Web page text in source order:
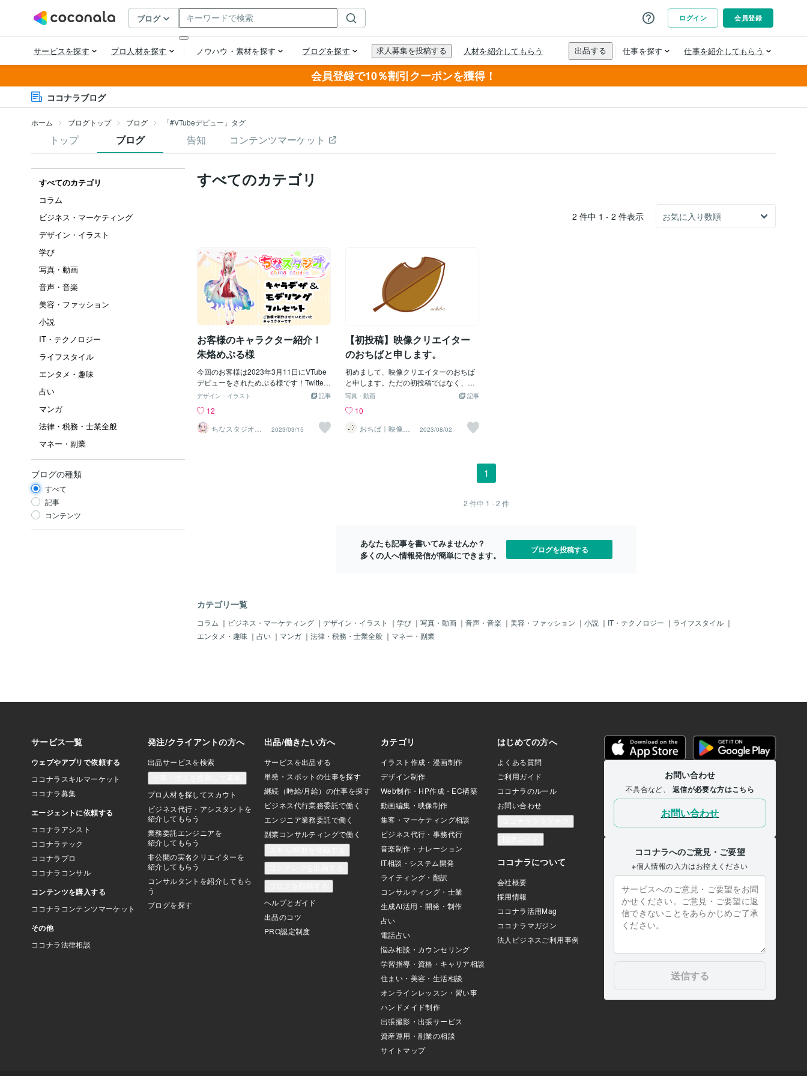
会員登録で10％割引クーポンを獲得！
ココナラブログ
ホーム ブログトップ ブログ 「#VTubeデビュー」タグ
トップ ブログ 告知 コンテンツマーケット
すべてのカテゴリ
コラム
ビジネス・マーケティング
デザイン・イラスト
学び
写真・動画
音声・音楽
美容・ファッション
小説
IT・テクノロジー
ライフスタイル
エンタメ・趣味
占い
マンガ
法律・税務・士業全般
マネー・副業
ブログの種類
すべて
記事
コンテンツ
すべてのカテゴリ
2 件中 1 - 2 件表示
お客様のキャラクター紹介！
朱烙めぷる様
今回のお客様は2023年3月11日にVTube
デビューをされためぷる様です！Twitter
とツイッチで配信をされています！とて
ォロワーになる事うけあいです。ぜひ一
度のぞいてみてくださいね！Twitterでキ
ャラクターの紹介の画像をUPしていただ
記事
デザイン・イラスト
12
ちなスタジオ＠
かわいいキャラ
2023/03/15
【初投稿】映像クリエイター
のおちばと申します。
初めまして、映像クリエイターのおちば
と申します。ただの初投稿ではなく、人
生初のブログ投稿です。何を書いていけ
うと思った経緯なのですが、2週間ほど前
に、ココナラで初出品をしまして、あり
がたいことに私のサービスが10個以上も
不安ではないか？？(葉っぱしか見えない
させて頂こうかと思い、完全に急な思い
いと思います。普段は何をしているかと
言いますと、名前についている通り、映
います。なので、デビュー前の「ティザ
ーPV」とか配信用のOP、待機画面、ED
をメインに制作しております。Vtuber様
は、もっとVtuberさんの動画を編集した
いからたくさんご依頼下さい！！これで
す。本当はもっと映像に対する熱い想い
とか、語りたいところです
記事
写真・動画
10
おちば｜映像ク
リエイター
2023/08/02
1
2 件中 1 - 2 件
あなたも記事を書いてみませんか？
多くの人へ情報発信が簡単にできます。
ブログを投稿する
カテゴリ一覧
コラム ｜ ビジネス・マーケティング ｜ デザイン・イラスト ｜ 学び ｜ 写真・動画 ｜ 音声・音楽 ｜ 美容・ファッション ｜ 小説 ｜ IT・テクノロジー ｜ ライフスタイル ｜
エンタメ・趣味 ｜ 占い ｜ マンガ ｜ 法律・税務・士業全般 ｜ マネー・副業